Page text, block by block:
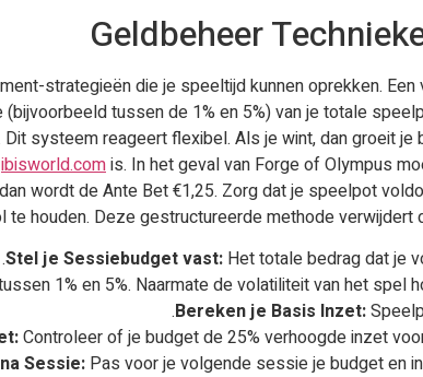
Geldbeheer
strategieën die je speeltijd kunnen oprekken.
tussen de 1% en 5%) van je totale
systeem reageert flexibel. Als je wint, dan groeit
ibisworld.comis. In het geval van Forge of Olympus
wordt de Ante Bet €1,25. Zorg dat je speelpot
te houden. Deze gestructureerde methode
Stel je Sessiebudget vast: Het totale bedrag dat je
1% en 5%. Naarmate de volatiliteit van het spel
Bereken je Basis Inzet:
Controleer of je budget de 25% verhoogde inzet
Sessie: Pas voor je volgende sessie je budget en